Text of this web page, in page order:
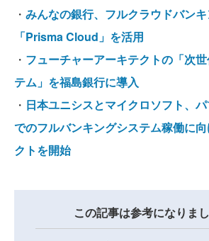
・ みんなの銀行、フルクラウドバン
「Prisma Cloud」を活用
・ フューチャーアーキテクトの「次
テム」を福島銀行に導入
・ 日本ユニシスとマイクロソフト、
でのフルバンキングシステム稼働に
クトを開始
この記事は参考になりま